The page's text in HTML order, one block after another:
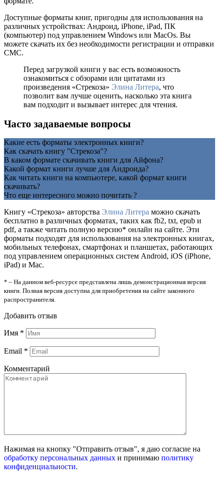
Доступные форматы книг, пригодны для использования на
различных устройствах: Андроид, iPhone, iPad, ПК
(компьютер) под управлением Windows или MacOs. Вы
можете скачать их без необходимости регистрации и отправки
СМС.
Перед загрузкой книги у вас есть возможность
ознакомиться с обзорами или цитатами из
произведения «Стрекоза» Элина Литера, что
позволит вам лучше оценить, насколько эта книга
вам подходит и вызывает интерес для чтения.
Часто задаваемые вопросы
Какие есть форматы электронных книги?
Как скачать книгу "Стрекоза"?
В каком формате скачивать книги для Айфона?
Какой формат книги лучше для Андроида?
Как читать книги на компьютере, какой формат книги
скачивать?
Что еще интересного можно почитать ?
Книгу «Стрекоза» авторства Элина Литера можно скачать
бесплатно в различных форматах, таких как fb2, txt, epub и
pdf, а также читать полную версию* онлайн на сайте. Эти
форматы подходят для использования на электронных книгах,
мобильных телефонах, смартфонах и планшетах, работающих
под управлением операционных систем Android, iOS (iPhone,
iPad) и Mac.
* – На данном веб-ресурсе представлена лишь демонстрационная версия
книги. Полная версия доступна для приобретения на сайте законного
распространителя.
Добавить отзыв
Имя *
Email *
Комментарий
Нажимая на кнопку "Отправить отзыв", я даю согласие на
обработку персональных данных и принимаю политику
конфиденциальности.